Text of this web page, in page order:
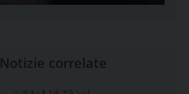
Notizie correlate